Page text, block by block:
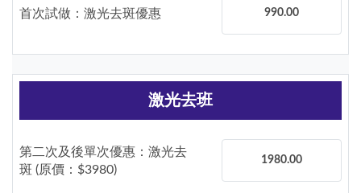
首次試做：激光去斑優惠 990.00
激光去班
第二次及後單次優惠：激光去
斑 (原價：$3980)
1980.00